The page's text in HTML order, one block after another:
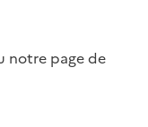
notre page de